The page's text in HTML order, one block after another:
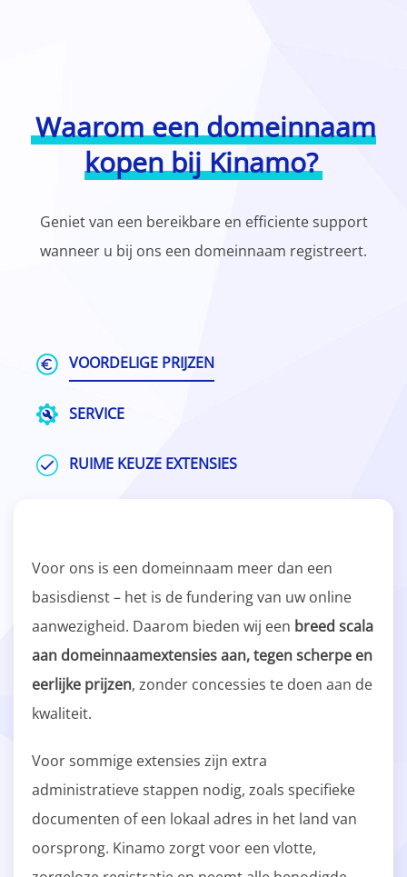
Waarom een domeinnaam
kopen bij Kinamo?
Geniet van een bereikbare en efficiente support
wanneer u bij ons een domeinnaam registreert.
VOORDELIGE PRIJZEN
SERVICE
RUIME KEUZE EXTENSIES
Voor ons is een domeinnaam meer dan een
basisdienst – het is de fundering van uw online
aanwezigheid. Daarom bieden wij een breed scala
aan domeinnaamextensies aan, tegen scherpe en
eerlijke prijzen, zonder concessies te doen aan de
kwaliteit.
Voor sommige extensies zijn extra
administratieve stappen nodig, zoals specifieke
documenten of een lokaal adres in het land van
oorsprong. Kinamo zorgt voor een vlotte,